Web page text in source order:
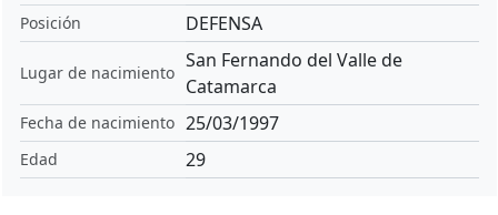
Posición DEFENSA
Lugar de nacimiento
San Fernando del Valle de
Catamarca
Fecha de nacimiento 25/03/1997
Edad 29